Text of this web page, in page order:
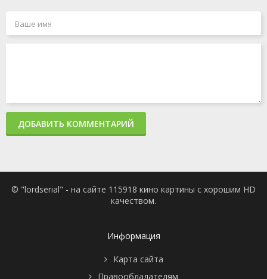
ДОБАВИТЬ КОММЕНТАРИЙ
© "lordserial" - на сайте 115918 кино картины с хорошим HD
качеством.
Информация
Карта сайта
Правообладателям